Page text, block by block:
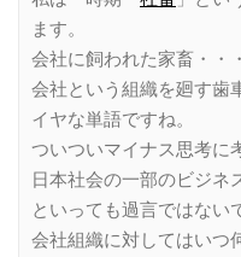
ます。
会社に飼われた家畜・・・
会社という組織を廻す歯
イヤな単語ですね。
ついついマイナス思考に
日本社会の一部のビジネ
といっても過言ではない
会社組織に対してはいつ